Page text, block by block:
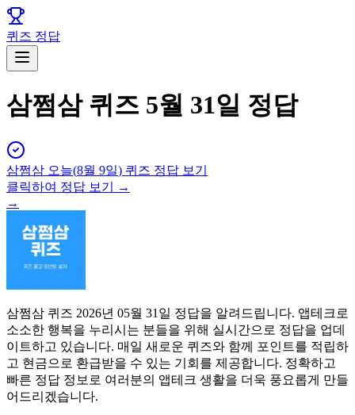
퀴즈 정답
삼쩜삼 퀴즈 5월 31일 정답
삼쩜삼 오늘(8월 9일) 퀴즈 정답 보기
클릭하여 정답 보기 →
→
삼쩜삼 퀴즈 2026년 05월 31일 정답을 알려드립니다. 앱테크로
소소한 행복을 누리시는 분들을 위해 실시간으로 정답을 업데
이트하고 있습니다. 매일 새로운 퀴즈와 함께 포인트를 적립하
고 현금으로 환급받을 수 있는 기회를 제공합니다. 정확하고
빠른 정답 정보로 여러분의 앱테크 생활을 더욱 풍요롭게 만들
어드리겠습니다.